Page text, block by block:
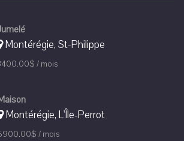
Montérégie, St-Philippe
/ mois
Montérégie, L'Île-Perrot
/ mois